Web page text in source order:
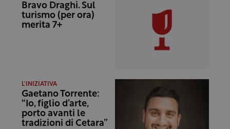
Bravo Draghi. Sul
turismo (per ora)
merita 7+
L'INIZIATIVA
Gaetano Torrente:
“Io, figlio d’arte,
porto avanti le
tradizioni di Cetara”